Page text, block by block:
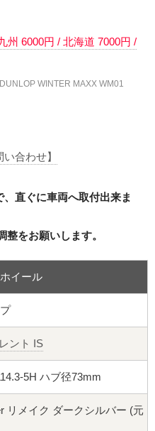
6000円 / 北海道 7000円 /
WINTER MAXX WM01
合わせ】
直ぐに車両へ取付出来ま
をお願いします。
イール
ント IS
5H ハブ径73mm
リメイク ダークシルバー (元